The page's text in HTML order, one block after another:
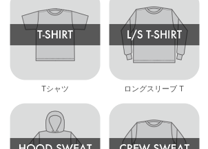
Tシャツ ロングスリーブ T